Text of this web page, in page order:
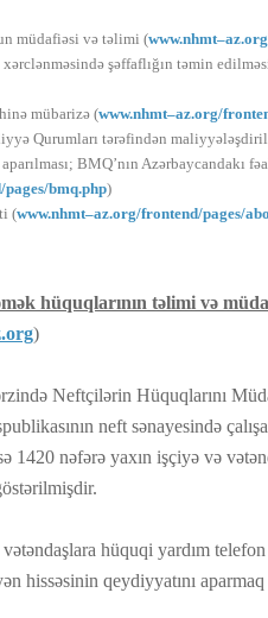
müdafiəsi və təlimi (www.nhmt–az.org
şəffaflığın təmin
mübarizə (www.nhmt–az.org/
Qurumları tərəfindən
BMQ’nın Azərbaycandakı
bmq.php)
(www.nhmt–az.org/frontend/pages/
hüquqlarının təlimi və
)
Neftçilərin Hüquqlarını
neft sənayesində
1420 nəfərə yaxın işçiyə və
hüquqi yardım
hissəsinin qeydiyyatını aparmaq